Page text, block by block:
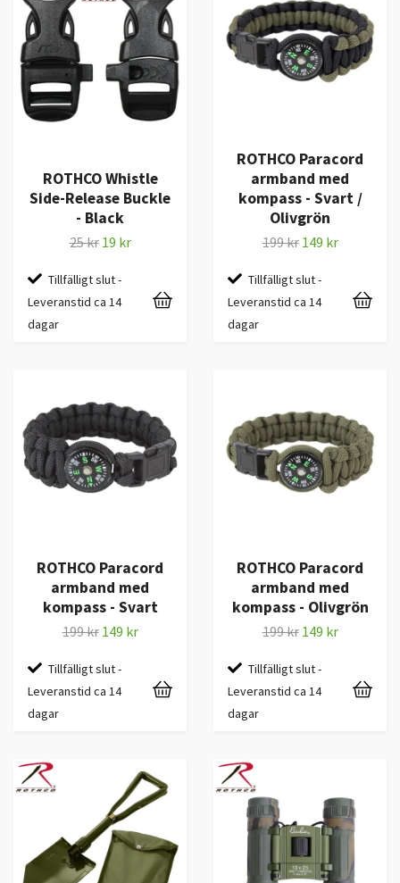
ROTHCO Whistle
Side-Release Buckle
- Black
25 kr 19 kr
Tillfälligt slut -
Leveranstid ca 14
dagar
ROTHCO Paracord
armband med
kompass - Svart /
Olivgrön
199 kr 149 kr
Tillfälligt slut -
Leveranstid ca 14
dagar
ROTHCO Paracord
armband med
kompass - Svart
199 kr 149 kr
Tillfälligt slut -
Leveranstid ca 14
dagar
ROTHCO Paracord
armband med
kompass - Olivgrön
199 kr 149 kr
Tillfälligt slut -
Leveranstid ca 14
dagar